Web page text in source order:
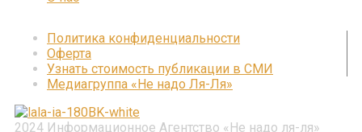
2024 Информационное Агентство «Не надо ля-ля»
Политика конфиденциальности
Оферта
Узнать стоимость публикации в СМИ
Медиагруппа «Не надо Ля-Ля»